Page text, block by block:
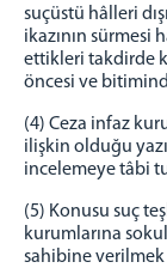
ŞİFRE İŞLEMLERİ
E-imza Sifre
Uyap Şifre
Telefondan
GİRİŞ
İntranet Giriş
Uyap Giriş
suçüstü hâlleri
ikazının sürmesi
ettikleri takdirde
öncesi ve
(4) Ceza infaz
ilişkin olduğu
incelemeye tâbi
(5) Konusu suç
kurumlarına
sahibine verilmek